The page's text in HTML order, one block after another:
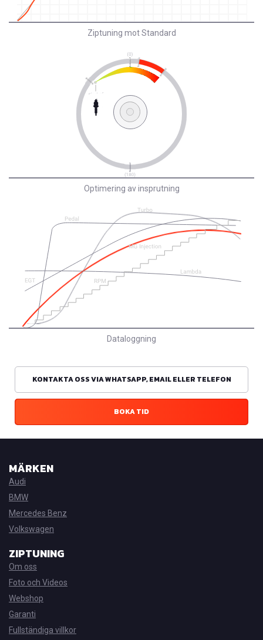
Ziptuning mot Standard
Optimering av insprutning
Dataloggning
KONTAKTA OSS VIA WHATSAPP, EMAIL ELLER TELEFON
BOKA TID
MÄRKEN
Audi
BMW
Mercedes Benz
Volkswagen
ZIPTUNING
Om oss
Foto och Videos
Webshop
Garanti
Fullständiga villkor